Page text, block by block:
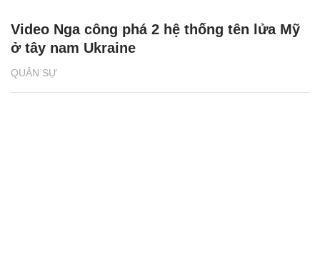
QUÂN SỰ
Video Nga công phá 2 hệ thống tên lửa Mỹ
ở tây nam Ukraine